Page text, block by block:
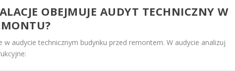
OBEJMUJE AUDYT TECHNICZNY W
audycie technicznym budynku przed remontem. W audycie analizuj